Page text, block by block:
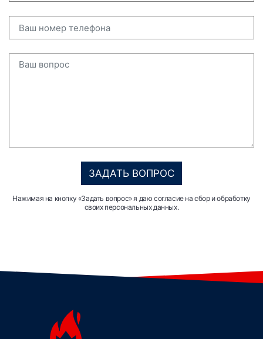
ЗАДАТЬ ВОПРОС
Нажимая на кнопку «Задать вопрос» я даю согласие на сбор и обработку
своих персональных данных.